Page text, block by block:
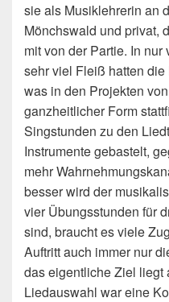
sie als Musiklehrerin an
Mönchswald und privat,
mit von der Partie. In nur
sehr viel Fleiß hatten
was in den Projekten
ganzheitlicher Form
Singstunden zu den
Instrumente gebastelt,
mehr
besser wird der
vier Übungsstunden für
sind, braucht es viele
Auftritt auch immer nur
das eigentliche Ziel liegt
Liedauswahl war eine